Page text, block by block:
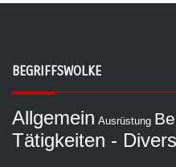
BEGRIFFSWOLKE
Allgemein Ausrüstung
Tätigkeiten -